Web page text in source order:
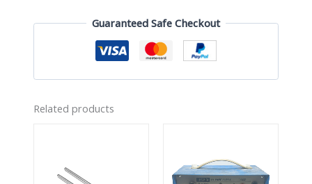
Guaranteed Safe Checkout
Related products